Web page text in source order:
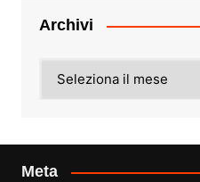
Archivi
Meta